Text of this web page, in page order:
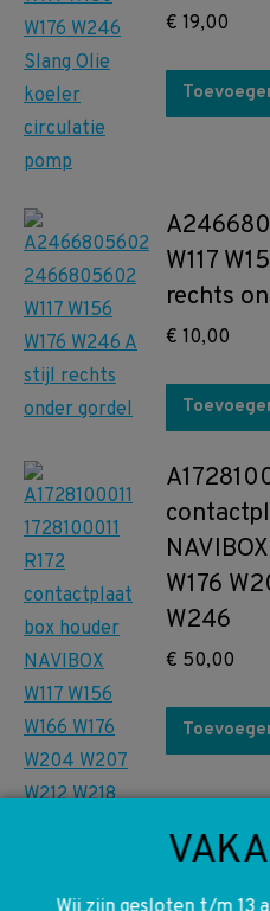
€ 19,00
W117
rechts
€ 10,00
W176
W246
€ 50,00